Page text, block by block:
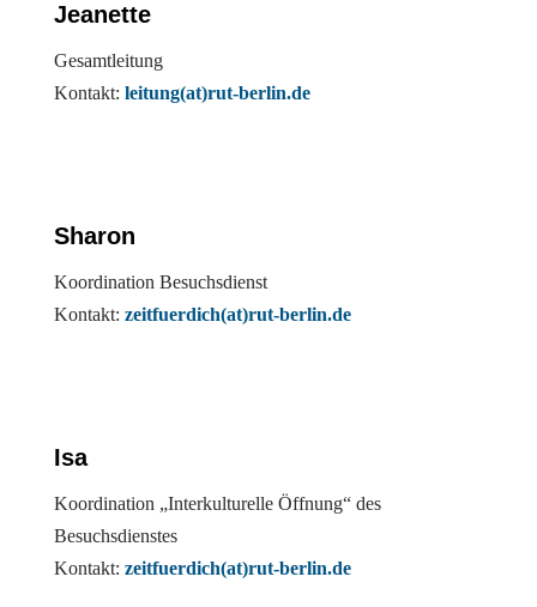
Jeanette
Gesamtleitung
Kontakt: leitung(at)rut-berlin.de
Sharon
Koordination Besuchsdienst
Kontakt: zeitfuerdich(at)rut-berlin.de
Isa
Koordination „Interkulturelle Öffnung“ des
Besuchsdienstes
Kontakt: zeitfuerdich(at)rut-berlin.de